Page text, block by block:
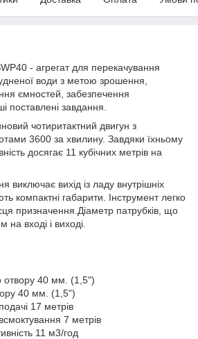
- агрегат для перекачування
води з метою зрошення,
ємностей, забезпечення
поставлені завдання.
чотиритактний двигун з
3600 за хвилину. Завдяки їхньому
досягає 11 кубічних метрів на
виключає вихід із ладу внутрішніх
компактні габарити. Інструмент легко
призначення.Діаметр патрубків, що
вході і виході.
отвору 40 мм. (1,5")
40 мм. (1,5")
17 метрів
7 метрів
11 м3/год